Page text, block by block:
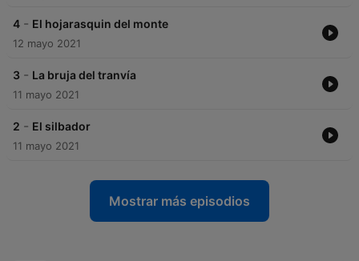
4 - El hojarasquin del monte
12 mayo 2021
3 - La bruja del tranvía
11 mayo 2021
2 - El silbador
11 mayo 2021
Mostrar más episodios